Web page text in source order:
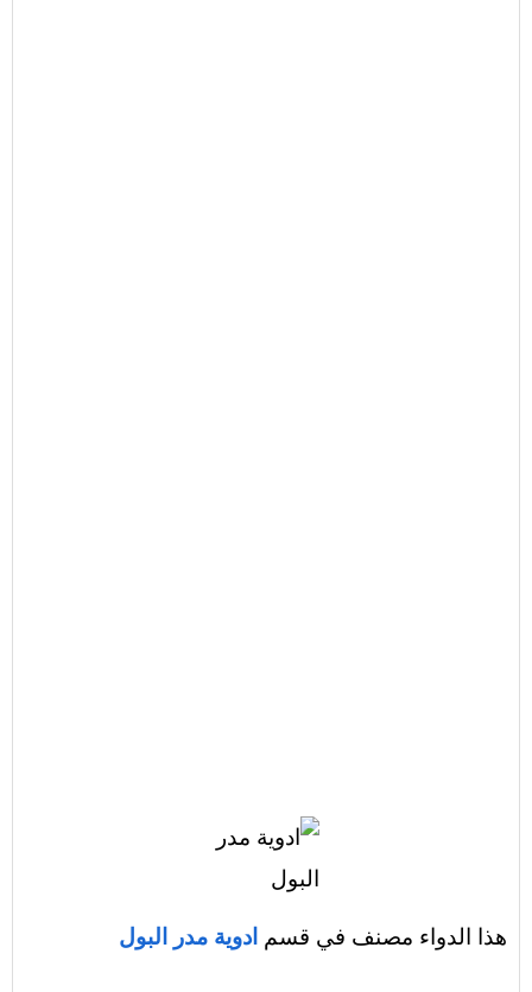
هذا الدواء مصنف في قسم ادوية مدر البول